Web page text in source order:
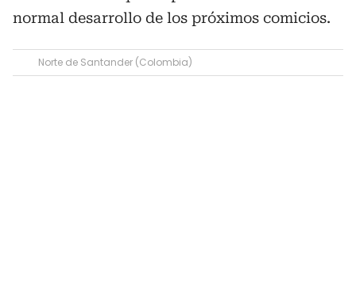
normal desarrollo de los próximos comicios.
Norte de Santander (Colombia)